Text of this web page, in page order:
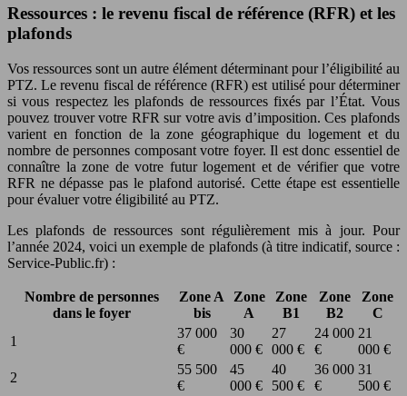
Ressources : le revenu fiscal de référence (RFR) et les
plafonds
Vos ressources sont un autre élément déterminant pour l’éligibilité au
PTZ. Le revenu fiscal de référence (RFR) est utilisé pour déterminer
si vous respectez les plafonds de ressources fixés par l’État. Vous
pouvez trouver votre RFR sur votre avis d’imposition. Ces plafonds
varient en fonction de la zone géographique du logement et du
nombre de personnes composant votre foyer. Il est donc essentiel de
connaître la zone de votre futur logement et de vérifier que votre
RFR ne dépasse pas le plafond autorisé. Cette étape est essentielle
pour évaluer votre éligibilité au PTZ.
Les plafonds de ressources sont régulièrement mis à jour. Pour
l’année 2024, voici un exemple de plafonds (à titre indicatif, source :
Service-Public.fr) :
Nombre de personnes
dans le foyer
Zone A
bis
Zone
A
Zone
B1
Zone
B2
Zone
C
1
37 000
€
30
000 €
27
000 €
24 000
€
21
000 €
2
55 500
€
45
000 €
40
500 €
36 000
€
31
500 €